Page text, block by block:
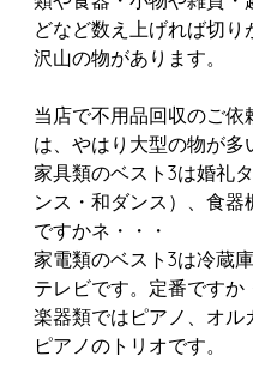
どなど数え上げれば切り
沢山の物があります。
当店で不用品回収のご依
は、やはり大型の物が多
家具類のベスト3は婚礼
ンス・和ダンス）、食器
ですかネ・・・
家電類のベスト3は冷蔵庫
テレビです。定番ですか
楽器類ではピアノ、オル
ピアノのトリオです。